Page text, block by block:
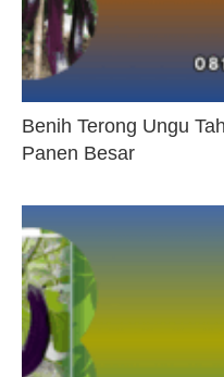
Benih Terong Ungu
Panen Besar